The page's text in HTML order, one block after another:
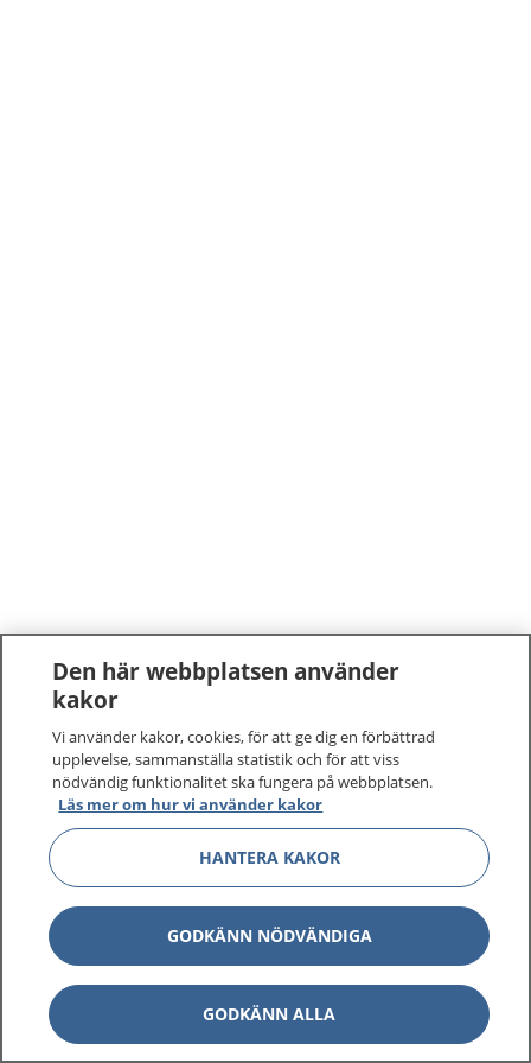
Den här webbplatsen använder
kakor
Vi använder kakor, cookies, för att ge dig en förbättrad
upplevelse, sammanställa statistik och för att viss
nödvändig funktionalitet ska fungera på webbplatsen.
Läs mer om hur vi använder kakor
HANTERA KAKOR
GODKÄNN NÖDVÄNDIGA
GODKÄNN ALLA